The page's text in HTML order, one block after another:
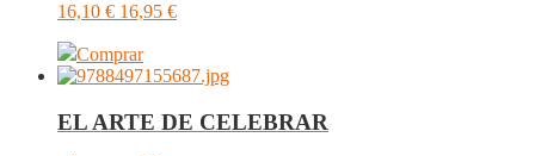
16,10 € 16,95 €
Comprar
EL ARTE DE CELEBRAR